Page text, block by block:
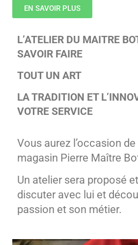
EN SAVOIR PLUS
L’ATELIER DU MAITRE
SAVOIR FAIRE
TOUT UN ART
LA TRADITION ET
VOTRE SERVICE
Vous aurez l’occasion
magasin Pierre Maître
Un atelier sera proposé
discuter avec lui et
passion et son métier.